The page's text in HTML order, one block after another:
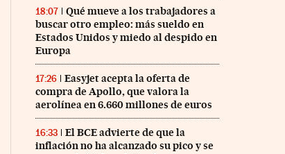
18:07
Qué mueve a los trabajadores a
buscar otro empleo: más sueldo en
Estados Unidos y miedo al despido en
Europa
17:26
Easyjet acepta la oferta de
compra de Apollo, que valora la
aerolínea en 6.660 millones de euros
16:33
El BCE advierte de que la
inflación no ha alcanzado su pico y se